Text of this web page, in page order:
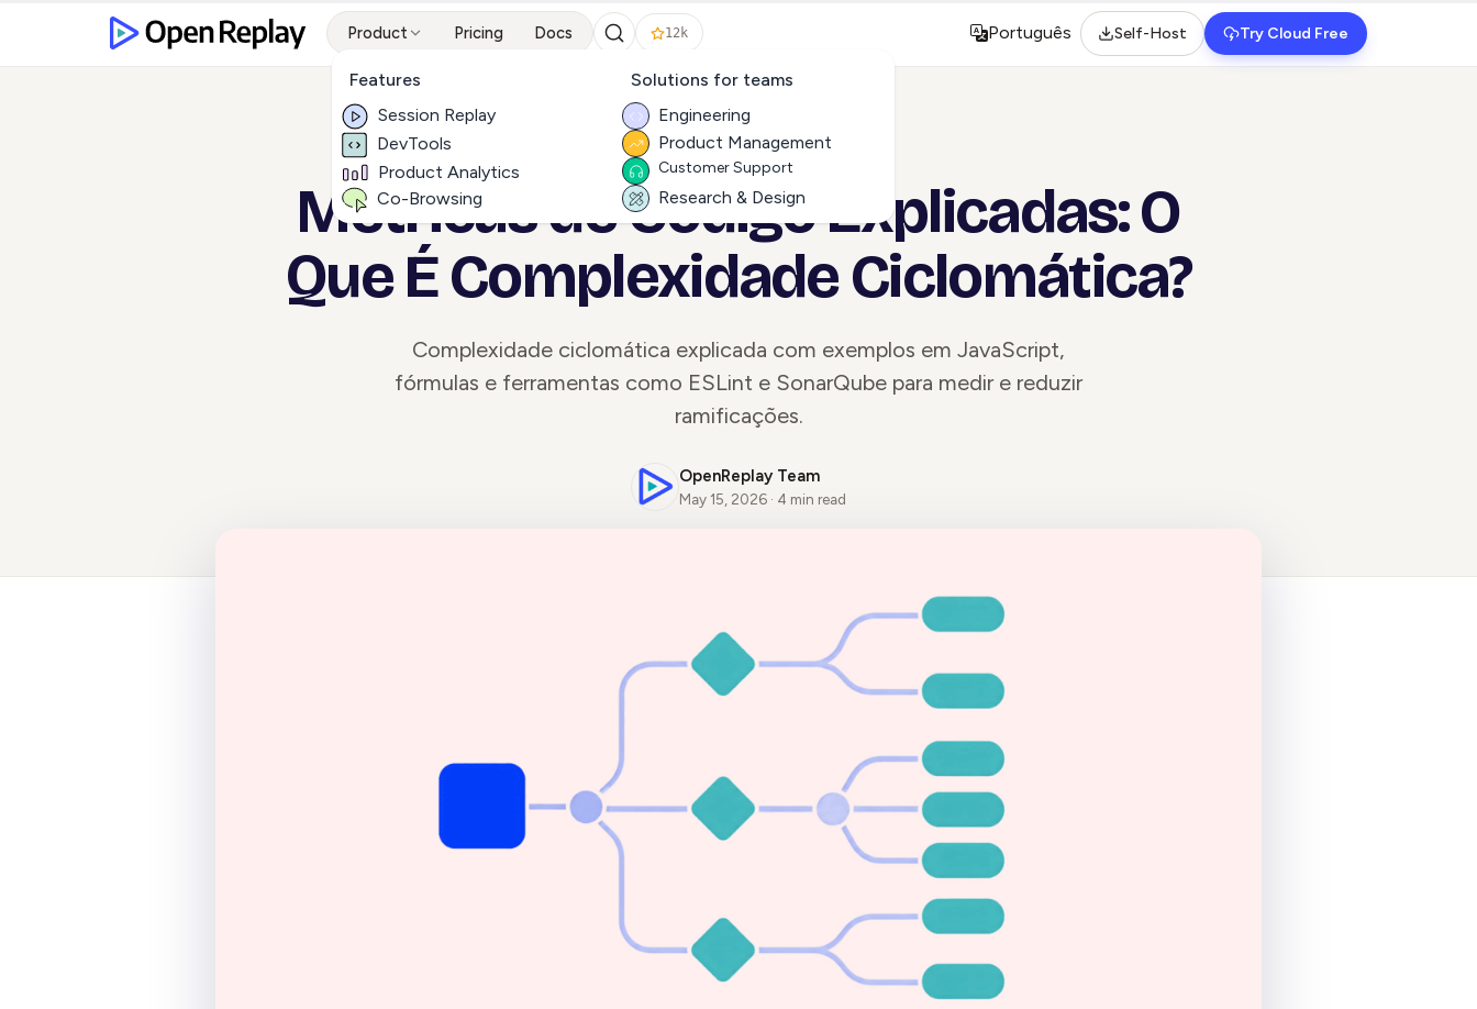
Product
Features
Session Replay
DevTools
Product Analytics
Co-Browsing
Solutions for teams
Engineering
Product Management
Customer Support
Research & Design
Pricing Docs 12k
Select language
Português Self-Host Try Cloud Free
ALL ARTICLES
Métricas de Código Explicadas: O
Que É Complexidade Ciclomática?
Complexidade ciclomática explicada com exemplos em JavaScript,
fórmulas e ferramentas como ESLint e SonarQube para medir e reduzir
ramificações.
OpenReplay Team
May 15, 2026 · 4 min read